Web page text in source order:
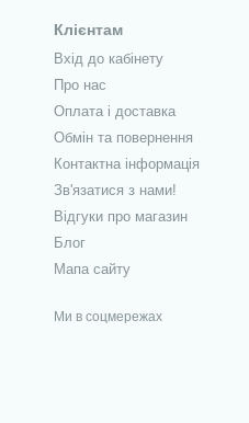
Клієнтам
Вхід до кабінету
Про нас
Оплата і доставка
Обмін та повернення
Контактна інформація
Зв'язатися з нами!
Відгуки про магазин
Блог
Мапа сайту
Ми в соцмережах